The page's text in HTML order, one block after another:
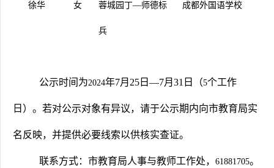
徐华 女 蓉城园丁—师德标
兵
成都外国语学校
公示时间为2024年7月 25 日 —7月 31 日（5个工作
日）。若对公示对象有异议，请于公示期内向市教育局实
名反映，并提供必要线索以供核实查证。
联系方式：市教育局人事与教师工作处， 61881705。